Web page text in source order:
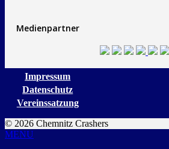
Medienpartner
Impressum
Datenschutz
Vereinssatzung
© 2026 Chemnitz Crashers
MENU